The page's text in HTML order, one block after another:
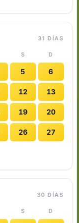
31 DÍAS
S D
5 6
12 13
19 20
26 27
30 DÍAS
S D